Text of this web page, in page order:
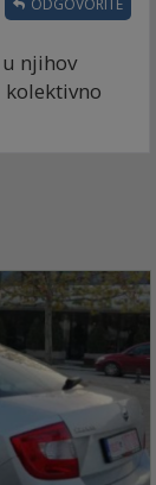
njihov
kolektivno
ODGOVORITE